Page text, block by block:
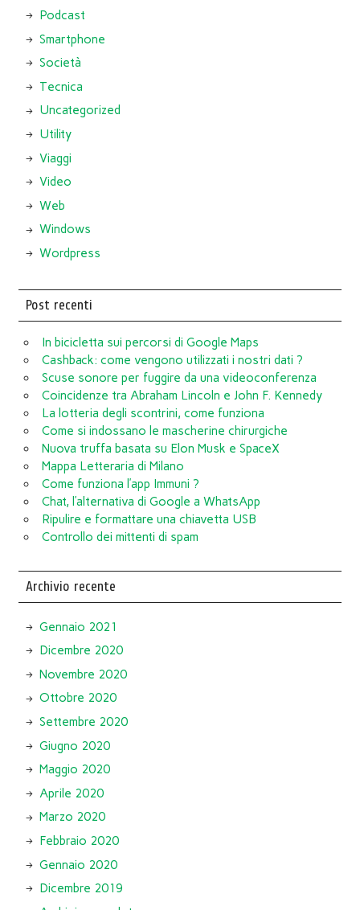
Podcast
Smartphone
Società
Tecnica
Uncategorized
Utility
Viaggi
Video
Web
Windows
Wordpress
Post recenti
In bicicletta sui percorsi di Google Maps
Cashback: come vengono utilizzati i nostri dati ?
Scuse sonore per fuggire da una videoconferenza
Coincidenze tra Abraham Lincoln e John F. Kennedy
La lotteria degli scontrini, come funziona
Come si indossano le mascherine chirurgiche
Nuova truffa basata su Elon Musk e SpaceX
Mappa Letteraria di Milano
Come funziona l’app Immuni ?
Chat, l’alternativa di Google a WhatsApp
Ripulire e formattare una chiavetta USB
Controllo dei mittenti di spam
Archivio recente
Gennaio 2021
Dicembre 2020
Novembre 2020
Ottobre 2020
Settembre 2020
Giugno 2020
Maggio 2020
Aprile 2020
Marzo 2020
Febbraio 2020
Gennaio 2020
Dicembre 2019